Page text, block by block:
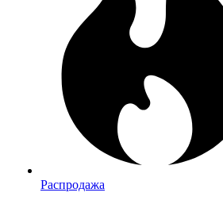
Распродажа